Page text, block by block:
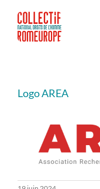
contenu
Logo AREA